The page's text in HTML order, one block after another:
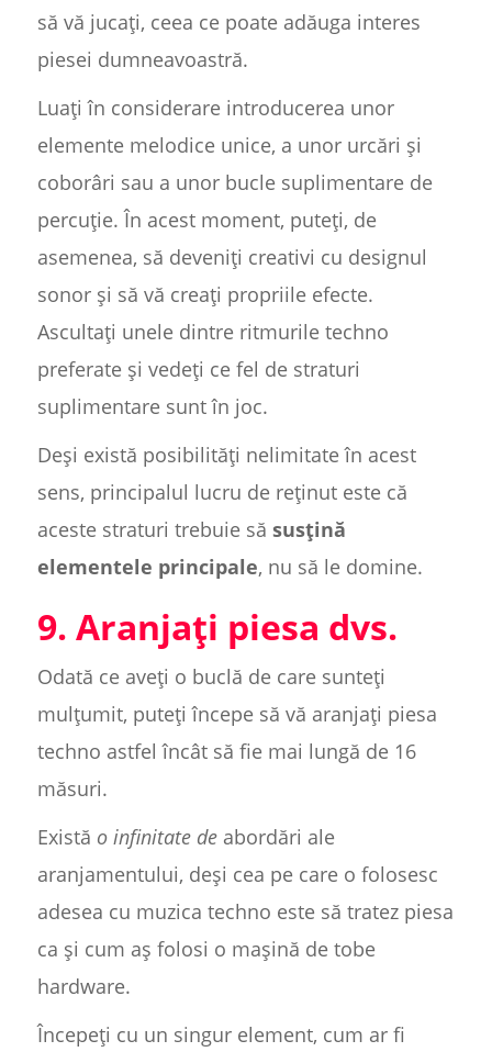
să vă jucați, ceea ce poate adăuga interes
piesei dumneavoastră.
Luați în considerare introducerea unor
elemente melodice unice, a unor urcări și
coborâri sau a unor bucle suplimentare de
percuție. În acest moment, puteți, de
asemenea, să deveniți creativi cu designul
sonor și să vă creați propriile efecte.
Ascultați unele dintre ritmurile techno
preferate și vedeți ce fel de straturi
suplimentare sunt în joc.
Deși există posibilități nelimitate în acest
sens, principalul lucru de reținut este că
aceste straturi trebuie să susțină
elementele principale, nu să le domine.
9. Aranjați piesa dvs.
Odată ce aveți o buclă de care sunteți
mulțumit, puteți începe să vă aranjați piesa
techno astfel încât să fie mai lungă de 16
măsuri.
Există o infinitate deabordări ale
aranjamentului, deși cea pe care o folosesc
adesea cu muzica techno este să tratez piesa
ca și cum aș folosi o mașină de tobe
hardware.
Începeți cu un singur element, cum ar fi